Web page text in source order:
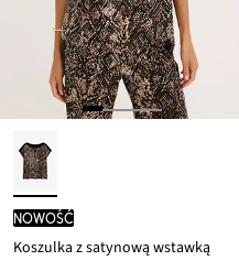
nowość
Koszulka z satynową wstawką